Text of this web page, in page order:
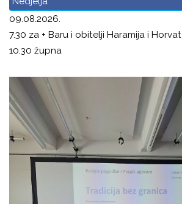
09.08.2026.
7.30 za + Baru i obitelji Haramija i Horvat
10.30 župna